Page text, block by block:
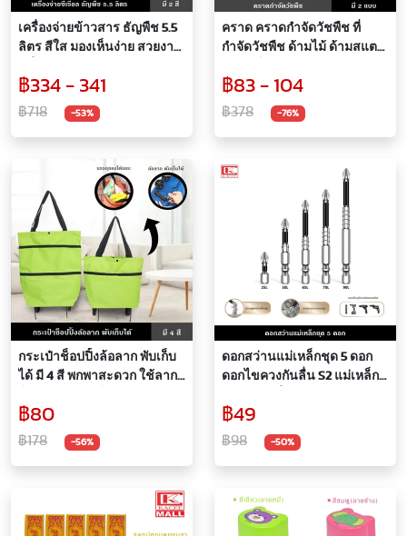
เครื่องจ่ายข้าวสาร ธัญพืช 5.5
ลิตร สีใส มองเห็นง่าย สวยงาม
คุณภาพอาหาร
฿334 - 341
฿718 -53%
คราด คราดกำจัดวัชพืช ที่
กำจัดวัชพืช ด้ามไม้ ด้ามสแตน
วัชพืช กำจัดหญ้าในครัวเรือน
฿83 - 104
฿378 -76%
กระเป๋าช็อปปิ้งล้อลาก พับเก็บ
ได้ มี 4 สี พกพาสะดวก ใช้ลาก
ระบายอากาศได้ดี ซิปปรับ
ระดับได้ ใส่ของได้เยอะ ดีไซน์
การกระดุมแบบปิด กันของ
฿80
฿178 -56%
ดอกสว่านแม่เหล็กชุด 5 ดอก
ดอกไขควงกันลื่น S2 แม่เหล็ก
แน่น รองรับสว่านไฟฟ้า สว่าน
แบต
฿49
฿98 -50%